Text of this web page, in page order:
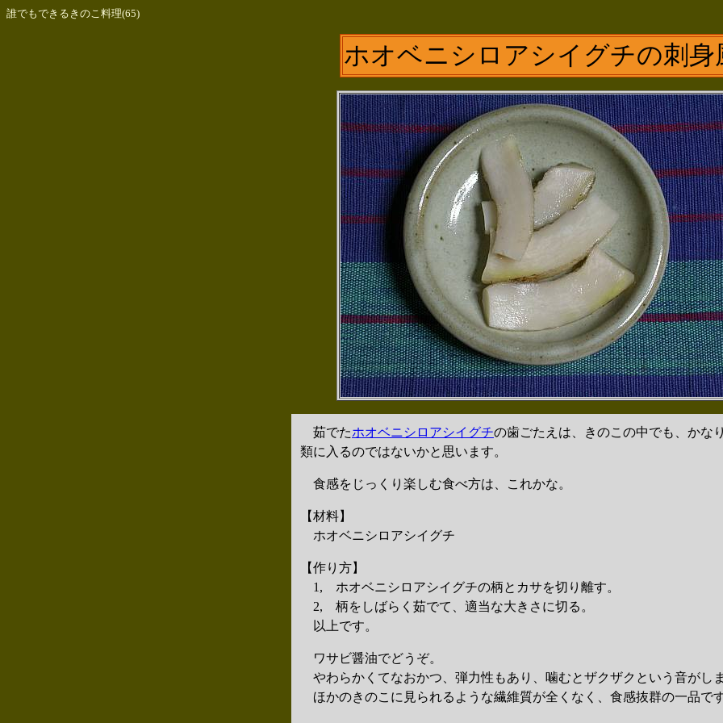
誰でもできるきのこ料理(65)
ホオベニシロアシイグチの刺身
茹でたホオベニシロアシイグチの歯ごたえは、きのこの中でも、かな
類に入るのではないかと思います。
食感をじっくり楽しむ食べ方は、これかな。
【材料】
ホオベニシロアシイグチ
【作り方】
1, ホオベニシロアシイグチの柄とカサを切り離す。
2, 柄をしばらく茹でて、適当な大きさに切る。
以上です。
ワサビ醤油でどうぞ。
やわらかくてなおかつ、弾力性もあり、噛むとザクザクという音がし
ほかのきのこに見られるような繊維質が全くなく、食感抜群の一品で